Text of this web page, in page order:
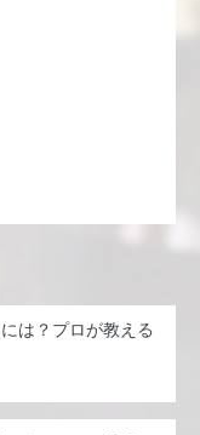
は？プロが教える